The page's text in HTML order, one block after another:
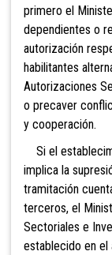
primero el
dependientes o
autorización
habilitantes
Autorizaciones
o precaver
y cooperación.
Si el
implica la
tramitación
terceros, el
Sectoriales e
establecido en